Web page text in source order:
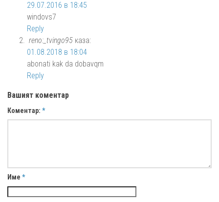
29.07.2016 в 18:45
windovs7
Reply
reno:_tvingo95 каза:
01.08.2018 в 18:04
abonati kak da dobavqm
Reply
Вашият коментар
Коментар: *
Име *